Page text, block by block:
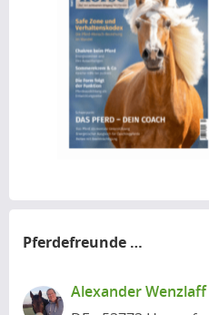
Pferdefreunde
in der Nähe
Alexander Wenzlaff